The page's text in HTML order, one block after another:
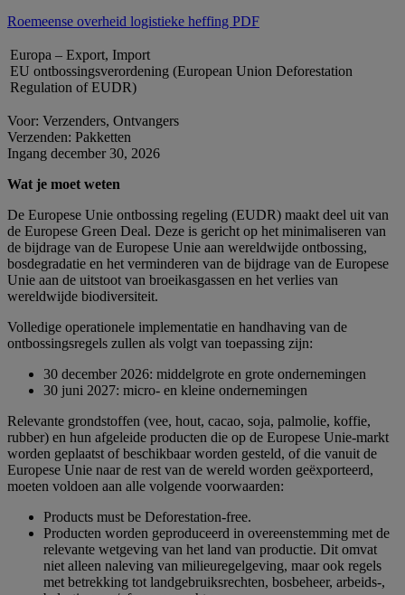
Roemeense overheid logistieke heffing PDF
Europa – Export, Import
EU ontbossingsverordening (European Union Deforestation
Regulation of EUDR)
Voor: Verzenders, Ontvangers
Verzenden: Pakketten
Ingang december 30, 2026
Wat je moet weten
De Europese Unie ontbossing regeling (EUDR) maakt deel uit van
de Europese Green Deal. Deze is gericht op het minimaliseren van
de bijdrage van de Europese Unie aan wereldwijde ontbossing,
bosdegradatie en het verminderen van de bijdrage van de Europese
Unie aan de uitstoot van broeikasgassen en het verlies van
wereldwijde biodiversiteit.
Volledige operationele implementatie en handhaving van de
ontbossingsregels zullen als volgt van toepassing zijn:
30 december 2026: middelgrote en grote ondernemingen
30 juni 2027: micro- en kleine ondernemingen
Relevante grondstoffen (vee, hout, cacao, soja, palmolie, koffie,
rubber) en hun afgeleide producten die op de Europese Unie-markt
worden geplaatst of beschikbaar worden gesteld, of die vanuit de
Europese Unie naar de rest van de wereld worden geëxporteerd,
moeten voldoen aan alle volgende voorwaarden:
Products must be Deforestation-free.
Producten worden geproduceerd in overeenstemming met de
relevante wetgeving van het land van productie. Dit omvat
niet alleen naleving van milieuregelgeving, maar ook regels
met betrekking tot landgebruiksrechten, bosbeheer, arbeids-,